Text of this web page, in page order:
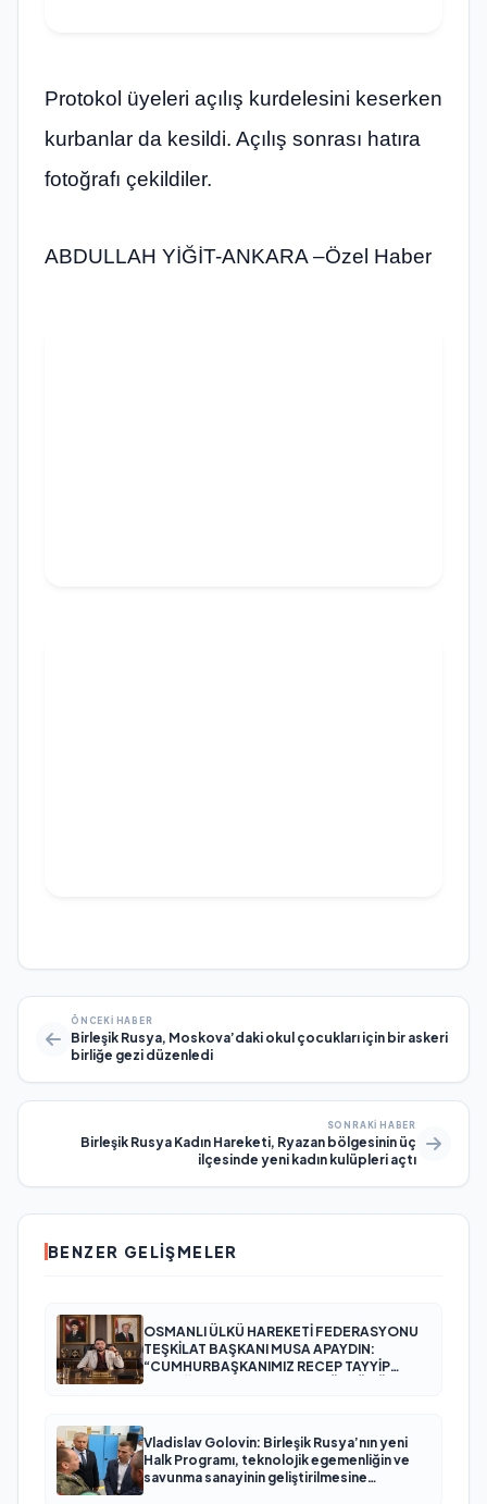
Protokol üyeleri açılış kurdelesini keserken
kurbanlar da kesildi. Açılış sonrası hatıra
fotoğrafı çekildiler.
ABDULLAH YİĞİT-ANKARA –Özel Haber
ÖNCEKI HABER
Birleşik Rusya, Moskova’daki okul çocukları için bir askeri
birliğe gezi düzenledi
SONRAKI HABER
Birleşik Rusya Kadın Hareketi, Ryazan bölgesinin üç
ilçesinde yeni kadın kulüpleri açtı
BENZER GELIŞMELER
OSMANLI ÜLKÜ HAREKETİ FEDERASYONU
TEŞKİLAT BAŞKANI MUSA APAYDIN:
“CUMHURBAŞKANIMIZ RECEP TAYYİP
Vladislav Golovin: Birleşik Rusya’nın yeni
Halk Programı, teknolojik egemenliğin ve
savunma sanayinin geliştirilmesine